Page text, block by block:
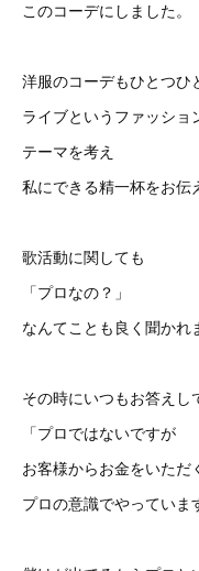
このコーデにしました。
洋服のコーデもひとつひ
ライブというファッショ
テーマを考え
私にできる精一杯をお伝
歌活動に関しても
「プロなの？」
なんてことも良く聞かれ
その時にいつもお答えし
「プロではないですが
お客様からお金をいただ
プロの意識でやっていま